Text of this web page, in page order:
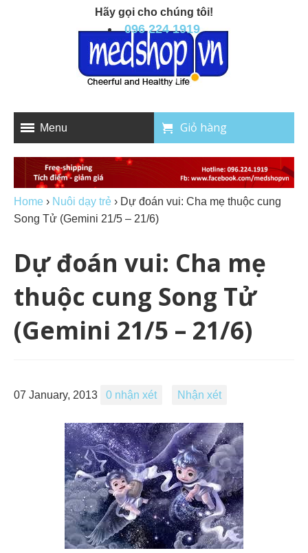
Menu Giỏ hàng
Hãy gọi cho chúng tôi!
096 224 1919
Home › Nuôi dạy trẻ › Dự đoán vui: Cha mẹ thuộc cung
Song Tử (Gemini 21/5 – 21/6)
Dự đoán vui: Cha mẹ
thuộc cung Song Tử
(Gemini 21/5 – 21/6)
07 January, 2013 0 nhận xét Nhận xét